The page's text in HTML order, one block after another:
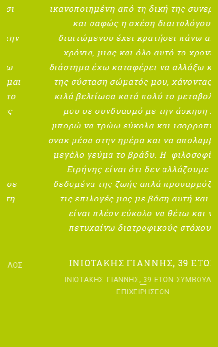
ικανοποιημένη από τη δική της συνεργασία
και σαφώς η σχέση διαιτολόγου-
διαιτώμενου έχει κρατήσει πάνω από 4
χρόνια, μιας και όλο αυτό το χρονικό
διάστημα έχω καταφέρει να αλλάξω κυρίως
της σύσταση σώματός μου, χάνοντας λίγα
κιλά βελτίωσα κατά πολύ το μεταβολισμό
μου σε συνδυασμό με την άσκηση και
μπορώ να τρώω εύκολα και ισορροπημένα
σνακ μέσα στην ημέρα και να απολαμβάνω ο
μεγάλο γεύμα το βράδυ. Η φιλοσοφία της
Ειρήνης είναι ότι δεν αλλάζουμε τα
δεδομένα της ζωής απλά προσαρμόζουμε
τις επιλογές μας με βάση αυτή και μου
είναι πλέον εύκολο να θέτω και να
πετυχαίνω διατροφικούς στόχους.
ΙΝΙΩΤΑΚΗΣ ΓΙΑΝΝΗΣ, 39 ΕΤΩΝ
ΙΝΙΩΤΑΚΗΣ ΓΙΑΝΝΗΣ, 39 ΕΤΩΝ ΣΥΜΒΟΥΛΟΣ
ΕΠΙΧΕΙΡΗΣΕΩΝ